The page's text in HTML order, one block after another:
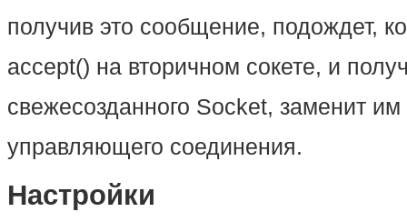
получив это сообщение, подождет,
accept() на вторичном сокете, и
свежесозданного Socket, заменит
управляющего соединения.
Настройки